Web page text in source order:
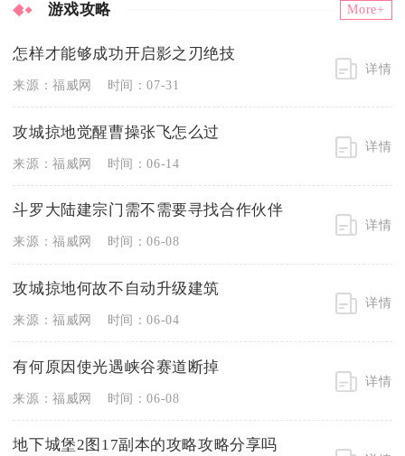
游戏攻略 More+
怎样才能够成功开启影之刃绝技
来源：福威网 时间：07-31
详情
攻城掠地觉醒曹操张飞怎么过
来源：福威网 时间：06-14
详情
斗罗大陆建宗门需不需要寻找合作伙伴
来源：福威网 时间：06-08
详情
攻城掠地何故不自动升级建筑
来源：福威网 时间：06-04
详情
有何原因使光遇峡谷赛道断掉
来源：福威网 时间：06-08
详情
地下城堡2图17副本的攻略攻略分享吗